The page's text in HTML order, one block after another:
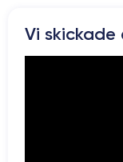
Si vous souhaitez
smartphone,
Vi